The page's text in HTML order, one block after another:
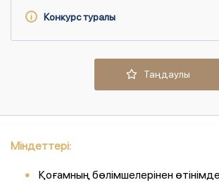
Конкурс туралы
Таңдаулы
Міндеттері:
Қоғамның бөлімшелерінен